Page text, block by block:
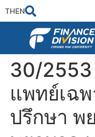
THEN
30/
แพทย์เฉ
ปรึกษา พ